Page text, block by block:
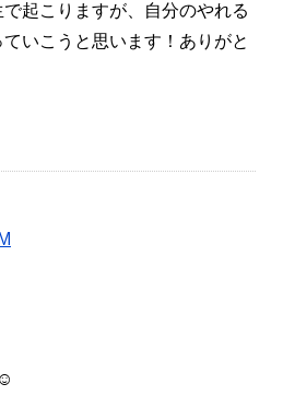
起こりますが、自分のやれる
いこうと思います！ありがと